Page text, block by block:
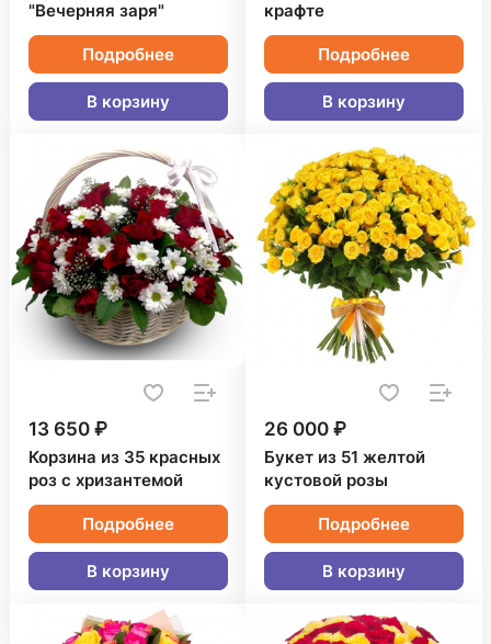
"Вечерняя заря"
Подробнее
В корзину
крафте
Подробнее
В корзину
13 650 ₽
Корзина из 35 красных
роз с хризантемой
Подробнее
В корзину
26 000 ₽
Букет из 51 желтой
кустовой розы
Подробнее
В корзину